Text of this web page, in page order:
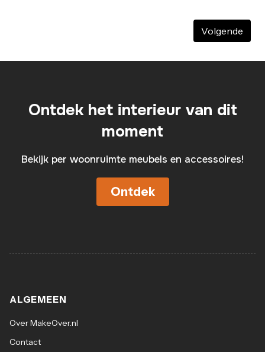
Volgende
Ontdek het interieur van dit
moment
Bekijk per woonruimte meubels en accessoires!
Ontdek
ALGEMEEN
Over MakeOver.nl
Contact